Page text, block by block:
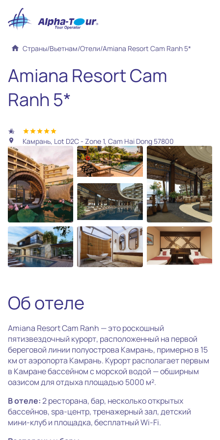
home Страны/Вьетнам/Отели/Amiana Resort Cam Ranh 5*
Amiana Resort Cam
Ranh 5*
hotel_class starstarstarstarstar
location_on
Камрань, Lot D2C - Zone 1, Cam Hai Dong 57800
photo_camera
Все фотографии
(29)
Об отеле
Amiana Resort Cam Ranh — это роскошный
пятизвездочный курорт, расположенный на первой
береговой линии полуострова Камрань, примерно в 15
км от аэропорта Камрань. Курорт располагает первым
в Камране бассейном с морской водой — обширным
оазисом для отдыха площадью 5000 м².
В отеле:2 ресторана, бар, несколько открытых
бассейнов, spa-центр, тренажерный зал, детский
мини-клуб и площадка, бесплатный Wi-Fi.